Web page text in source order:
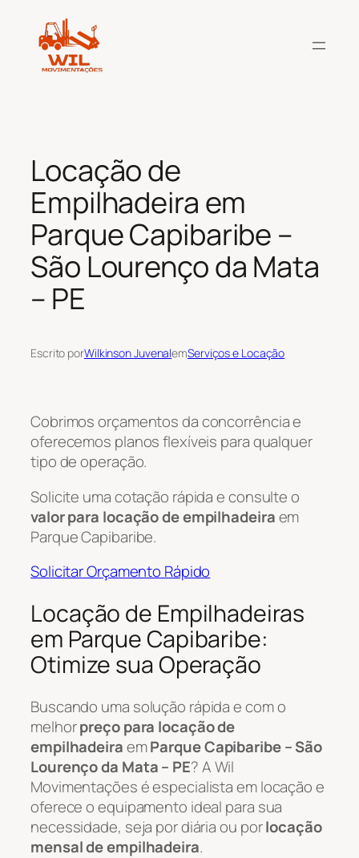
conteúdo
Locação de
Empilhadeira em
Parque Capibaribe –
São Lourenço da Mata
– PE
Escrito porWilkinson JuvenalemServiços e Locação
Cobrimos orçamentos da concorrência e
oferecemos planos flexíveis para qualquer
tipo de operação.
Solicite uma cotação rápida e consulte o
valor para locação de empilhadeiraem
Parque Capibaribe.
Solicitar Orçamento Rápido
Locação de Empilhadeiras
em Parque Capibaribe:
Otimize sua Operação
Buscando uma solução rápida e com o
melhorpreço para locação de
empilhadeiraemParque Capibaribe – São
Lourenço da Mata – PE? A Wil
Movimentações é especialista em locação e
oferece o equipamento ideal para sua
necessidade, seja por diária ou porlocação
mensal de empilhadeira.